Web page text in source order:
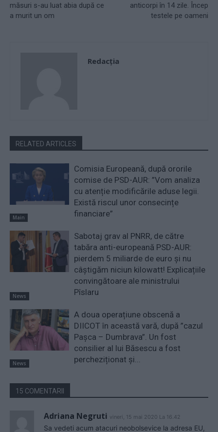
măsuri s-au luat abia după ce
a murit un om
anticorpi în 14 zile. Încep
testele pe oameni
Redacţia
RELATED ARTICLES
Main
Comisia Europeană, după ororile
comise de PSD-AUR: ”Vom analiza
cu atenție modificările aduse legii.
Există riscul unor consecințe
financiare”
News
Sabotaj grav al PNRR, de către
tabăra anti-europeană PSD-AUR:
pierdem 5 miliarde de euro și nu
câștigăm niciun kilowatt! Explicațiile
convingătoare ale ministrului
Pîslaru
News
A doua operațiune obscenă a
DIICOT în această vară, după ”cazul
Pașca – Dumbrava”. Un fost
consilier al lui Băsescu a fost
percheziționat și...
15 COMENTARII
Adriana Negruti vineri, 15 mai 2020 La 16.42
Sa vedeti acum atacuri neobolsevice la adresa EU,